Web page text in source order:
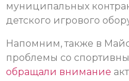
муниципальных
детского игрового
Напомним, также в
проблемы со
обращали внимание